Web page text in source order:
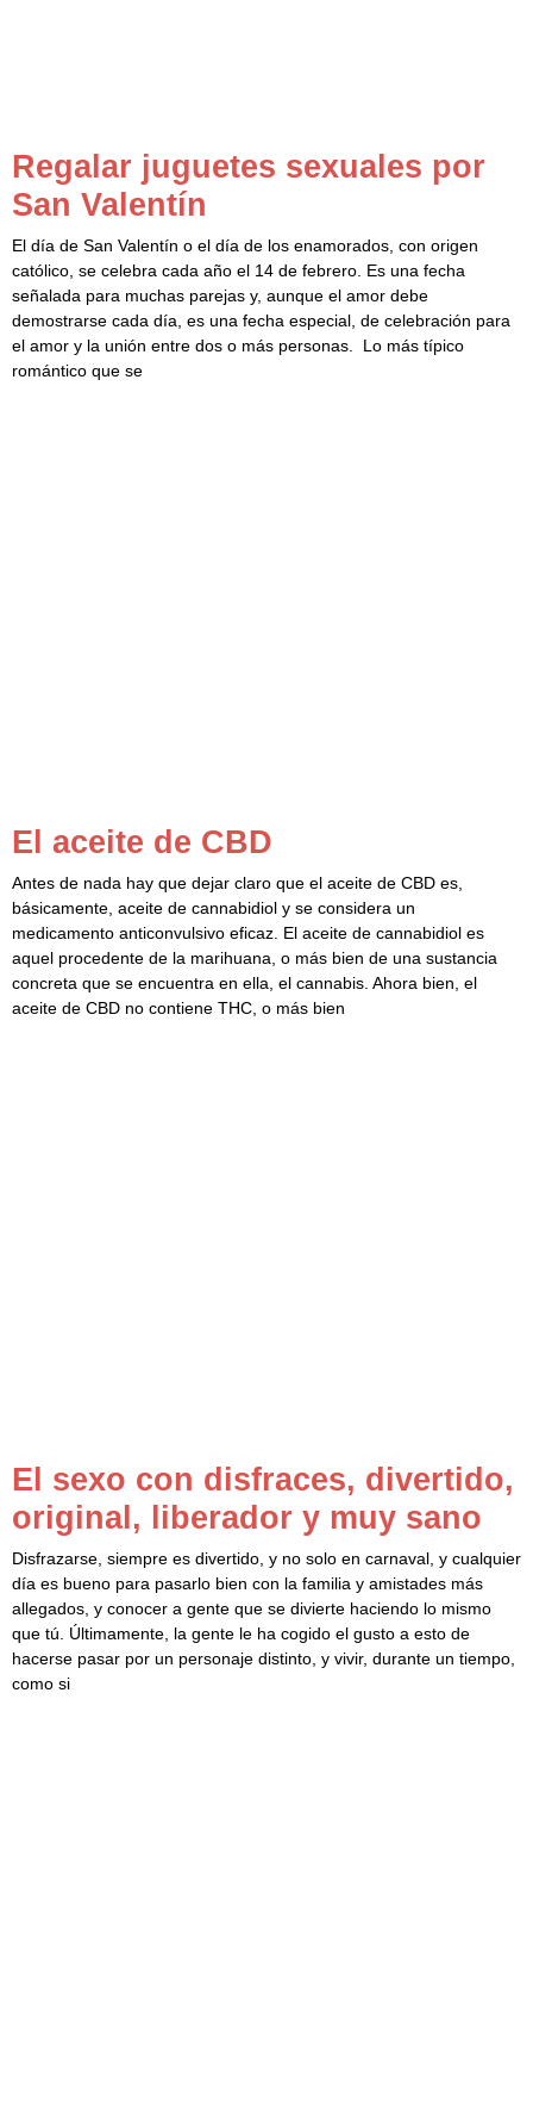
Regalar juguetes sexuales por
San Valentín
El día de San Valentín o el día de los enamorados, con origen
católico, se celebra cada año el 14 de febrero. Es una fecha
señalada para muchas parejas y, aunque el amor debe
demostrarse cada día, es una fecha especial, de celebración para
el amor y la unión entre dos o más personas. Lo más típico
romántico que se
El aceite de CBD
Antes de nada hay que dejar claro que el aceite de CBD es,
básicamente, aceite de cannabidiol y se considera un
medicamento anticonvulsivo eficaz. El aceite de cannabidiol es
aquel procedente de la marihuana, o más bien de una sustancia
concreta que se encuentra en ella, el cannabis. Ahora bien, el
aceite de CBD no contiene THC, o más bien
El sexo con disfraces, divertido,
original, liberador y muy sano
Disfrazarse, siempre es divertido, y no solo en carnaval, y cualquier
día es bueno para pasarlo bien con la familia y amistades más
allegados, y conocer a gente que se divierte haciendo lo mismo
que tú. Últimamente, la gente le ha cogido el gusto a esto de
hacerse pasar por un personaje distinto, y vivir, durante un tiempo,
como si